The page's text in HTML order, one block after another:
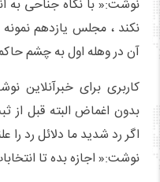
نوشت:« با نگاه جناحی به
نکند ، مجلس یازدهم
آن در وهله اول به چشم
کاربری برای
بدون اغماض البته قبل از
اگر رد شدید ما دلائل رد را
نوشت:« اجازه بده تا